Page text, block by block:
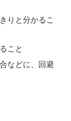
りと分かるこ
こと
などに、回避